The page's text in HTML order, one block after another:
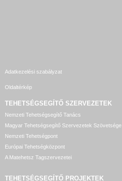
Adatkezelési szabályzat
Oldaltérkép
TEHETSÉGSEGÍTŐ SZERVEZETEK
Nemzeti Tehetségsegítő Tanács
Magyar Tehetségsegítő Szervezetek Szövetsége
Nemzeti Tehetségpont
Európai Tehetségközpont
A Matehetsz Tagszervezetei
TEHETSÉGSEGÍTŐ PROJEKTEK